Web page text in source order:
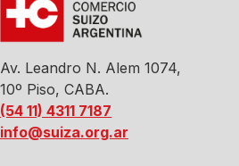
Av. Leandro N. Alem 1074,
10º Piso, CABA.
(54 11) 4311 7187
info@suiza.org.ar